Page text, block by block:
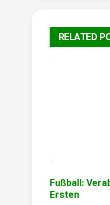
RELATED
Fußball:
Ersten